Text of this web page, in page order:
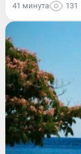
41 минута 131